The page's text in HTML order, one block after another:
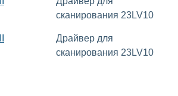
сканирования 23LV10
Драйвер для
сканирования 23LV10